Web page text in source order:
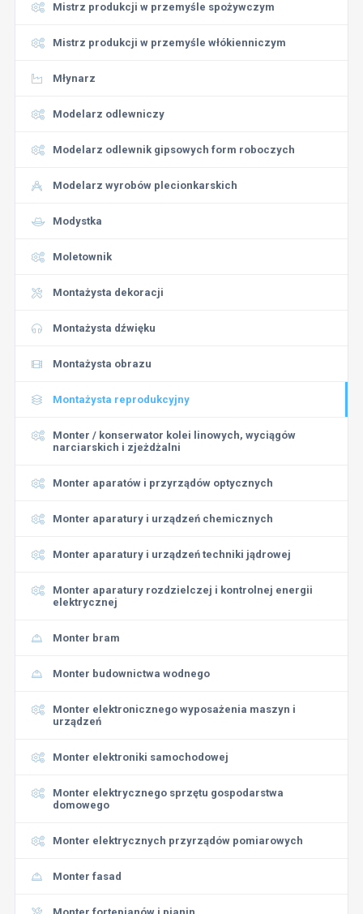
Mistrz produkcji w przemyśle spożywczym
Mistrz produkcji w przemyśle włókienniczym
Młynarz
Modelarz odlewniczy
Modelarz odlewnik gipsowych form roboczych
Modelarz wyrobów plecionkarskich
Modystka
Moletownik
Montażysta dekoracji
Montażysta dźwięku
Montażysta obrazu
Montażysta reprodukcyjny
Monter / konserwator kolei linowych, wyciągów
narciarskich i zjeżdżalni
Monter aparatów i przyrządów optycznych
Monter aparatury i urządzeń chemicznych
Monter aparatury i urządzeń techniki jądrowej
Monter aparatury rozdzielczej i kontrolnej energii
elektrycznej
Monter bram
Monter budownictwa wodnego
Monter elektronicznego wyposażenia maszyn i
urządzeń
Monter elektroniki samochodowej
Monter elektrycznego sprzętu gospodarstwa
domowego
Monter elektrycznych przyrządów pomiarowych
Monter fasad